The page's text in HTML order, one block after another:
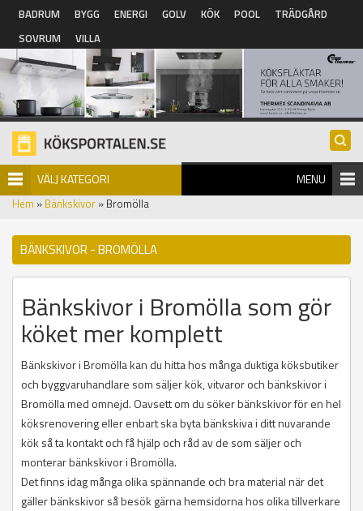
Hoppa till huvudinnehåll
BADRUM BYGG ENERGI GOLV KÖK POOL
TRÄDGÅRD
SOVRUM
VILLA
VÄLJ KATEGORI MENU
Hem » Bänkskivor » Bromölla
BÄNKSKIVOR - BROMÖLLA
Bänkskivor i Bromölla som gör
köket mer komplett
Bänkskivor i Bromölla kan du hitta hos många duktiga köksbutiker
och byggvaruhandlare som säljer kök, vitvaror och bänkskivor i
Bromölla med omnejd. Oavsett om du söker bänkskivor för en hel
köksrenovering eller enbart ska byta bänkskiva i ditt nuvarande
kök så ta kontakt och få hjälp och råd av de som säljer och
monterar bänkskivor i Bromölla.
Det finns idag många olika spännande och bra material när det
gäller bänkskivor så besök gärna hemsidorna hos olika tillverkare